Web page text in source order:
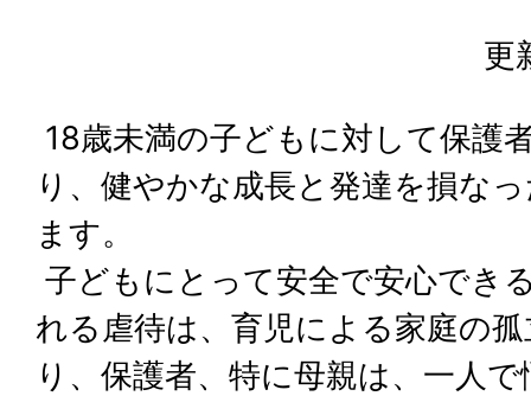
更
18歳未満の子どもに対して保護
り、健やかな成長と発達を損な
ます。
子どもにとって安全で安心でき
れる虐待は、育児による家庭の
り、保護者、特に母親は、一人